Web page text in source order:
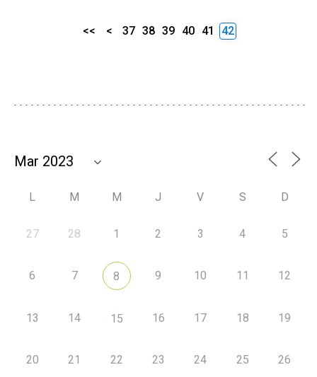
<< < 37 38 39 40 41 42
L M M J V S D
27 28 1 2 3 4 5
6 7 8 9 10 11 12
13 14 15 16 17 18 19
20 21 22 23 24 25 26